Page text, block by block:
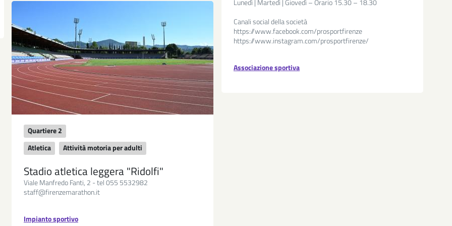
Lunedì | Martedì | Giovedì – Orario 15.30 – 18.30
Canali social della società
https://www.facebook.com/prosportfirenze
https://www.instagram.com/prosportfirenze/
Associazione sportiva
Quartiere 2
Atletica
Attività motoria per adulti
Stadio atletica leggera "Ridolfi"
Viale Manfredo Fanti, 2 - tel 055 5532982
staff@firenzemarathon.it
Impianto sportivo